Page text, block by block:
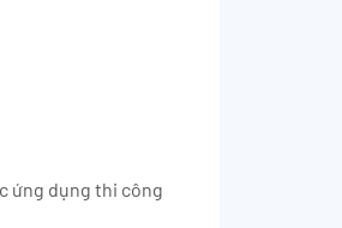
ứng dụng thi công